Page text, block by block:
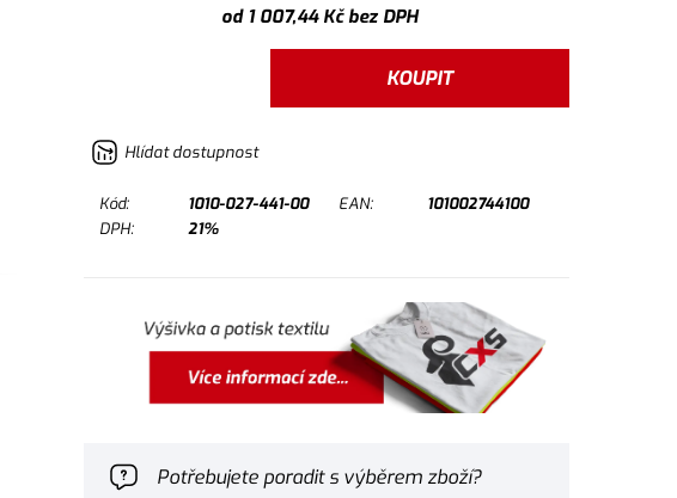
od 1 007,44Kčbez DPH
KOUPIT
Hlídat dostupnost
Kód: 1010-027-441-00 EAN:
101002744100
DPH:
21%
Potřebujete poradit s výběrem zboží?